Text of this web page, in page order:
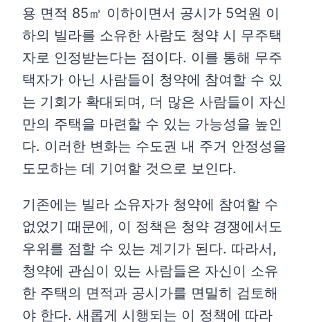
용 면적 85㎡ 이하이면서 공시가 5억원 이
하의 빌라를 소유한 사람도 청약 시 무주택
자로 인정받는다는 점이다. 이를 통해 무주
택자가 아닌 사람들이 청약에 참여할 수 있
는 기회가 확대되며, 더 많은 사람들이 자신
만의 주택을 마련할 수 있는 가능성을 높인
다. 이러한 변화는 수도권 내 주거 안정성을
도모하는 데 기여할 것으로 보인다.
기존에는 빌라 소유자가 청약에 참여할 수
없었기 때문에, 이 정책은 청약 경쟁에서도
우위를 점할 수 있는 계기가 된다. 따라서,
청약에 관심이 있는 사람들은 자신이 소유
한 주택의 면적과 공시가를 면밀히 검토해
야 한다. 새롭게 시행되는 이 정책에 따라